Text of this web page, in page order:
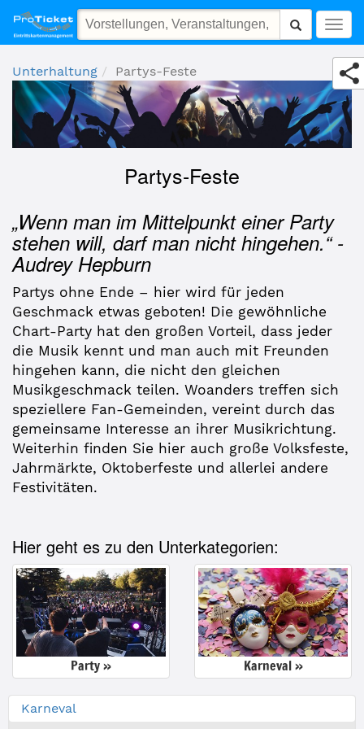
Partys-Feste
Unterhaltung Partys-Feste
Partys-Feste
„Wenn man im Mittelpunkt einer Party
stehen will, darf man nicht hingehen.“ -
Audrey Hepburn
Partys ohne Ende – hier wird für jeden
Geschmack etwas geboten! Die gewöhnliche
Chart-Party hat den großen Vorteil, dass jeder
die Musik kennt und man auch mit Freunden
hingehen kann, die nicht den gleichen
Musikgeschmack teilen. Woanders treffen sich
speziellere Fan-Gemeinden, vereint durch das
gemeinsame Interesse an ihrer Musikrichtung.
Weiterhin finden Sie hier auch große Volksfeste,
Jahrmärkte, Oktoberfeste und allerlei andere
Festivitäten.
Hier geht es zu den Unterkategorien:
Party » Karneval »
Karneval